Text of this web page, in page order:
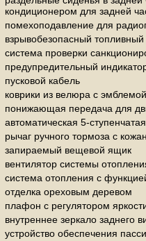
кондиционером для задней
помехоподавление для
взрывобезопасный топливный
система проверки
предупредительный
пусковой кабель
коврики из велюра с
понижающая передача для
автоматическая 5-
рычаг ручного тормоза с
запираемый вещевой ящик
вентилятор системы
система отопления с
отделка ореховым деревом
плафон с регулятором
внутреннее зеркало заднего
устройство обеспечения